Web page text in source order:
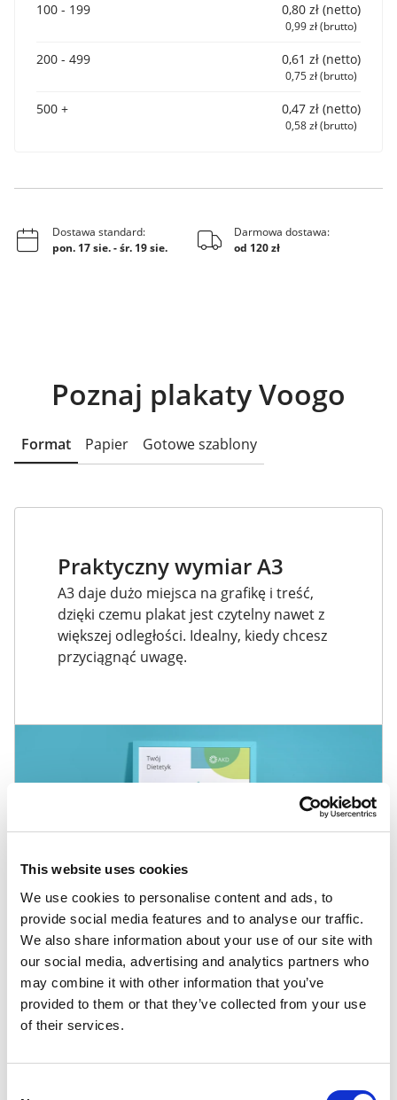
This website uses cookies
We use cookies to personalise content and ads, to
provide social media features and to analyse our traffic.
We also share information about your use of our site with
our social media, advertising and analytics partners who
may combine it with other information that you’ve
provided to them or that they’ve collected from your use
of their services.
100 - 199 0,80 zł (netto)
0,99 zł (brutto)
200 - 499 0,61 zł (netto)
0,75 zł (brutto)
500 + 0,47 zł (netto)
0,58 zł (brutto)
Dostawa standard:
pon. 17 sie.-śr. 19 sie.
Darmowa dostawa:
od 120 zł
Poznaj plakaty Voogo
Format Papier Gotowe szablony
Praktyczny wymiar A3
A3 daje dużo miejsca na grafikę i treść,
dzięki czemu plakat jest czytelny nawet z
większej odległości. Idealny, kiedy chcesz
przyciągnąć uwagę.
Inne szablony
Klasyczne